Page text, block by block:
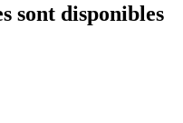
sont disponibles